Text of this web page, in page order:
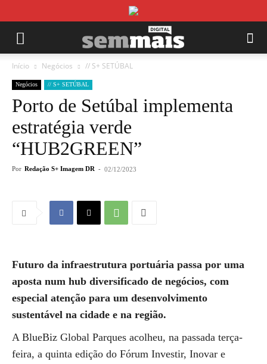
Início Negócios // S+ SETÚBAL
Negócios // S+ SETÚBAL
Porto de Setúbal implementa
estratégia verde
“HUB2GREEN”
Por Redação S+ Imagem DR - 02/12/2023
Futuro da infraestrutura portuária passa por uma
aposta num hub diversificado de negócios, com
especial atenção para um desenvolvimento
sustentável na cidade e na região.
A BlueBiz Global Parques acolheu, na passada terça-
feira, a quinta edição do Fórum Investir, Inovar e